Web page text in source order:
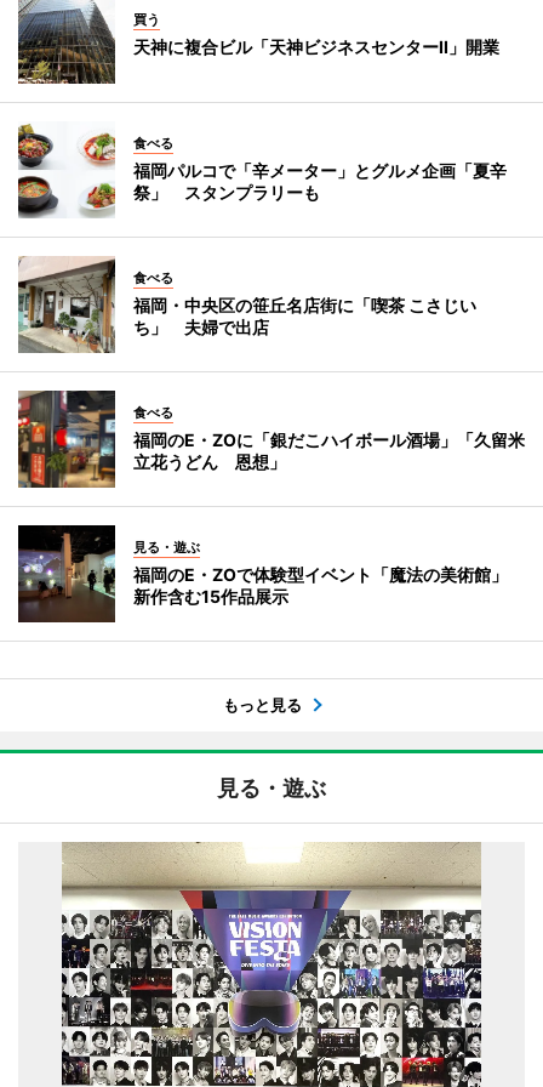
買う
天神に複合ビル「天神ビジネスセンターII」開業
食べる
福岡パルコで「辛メーター」とグルメ企画「夏辛
祭」 スタンプラリーも
食べる
福岡・中央区の笹丘名店街に「喫茶 こさじい
ち」 夫婦で出店
食べる
福岡のE・ZOに「銀だこハイボール酒場」「久留米
立花うどん 恩想」
見る・遊ぶ
福岡のE・ZOで体験型イベント「魔法の美術館」
新作含む15作品展示
もっと見る
見る・遊ぶ